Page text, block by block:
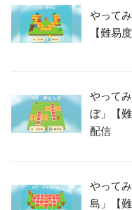
やって
【難易
やって
ぼ」【
配信
やって
島」【